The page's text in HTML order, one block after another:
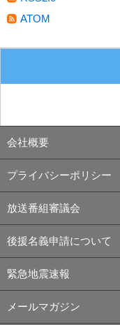
ATOM
会社概要
プライバシーポリシー
放送番組審議会
後援名義申請について
緊急地震速報
メールマガジン